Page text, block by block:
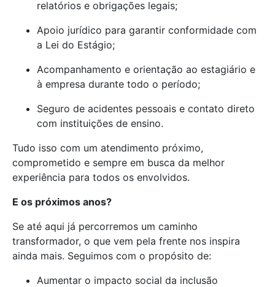
relatórios e obrigações legais;
Apoio jurídico para garantir conformidade com
a Lei do Estágio;
Acompanhamento e orientação ao estagiário e
à empresa durante todo o período;
Seguro de acidentes pessoais e contato direto
com instituições de ensino.
Tudo isso com um atendimento próximo,
comprometido e sempre em busca da melhor
experiência para todos os envolvidos.
E os próximos anos?
Se até aqui já percorremos um caminho
transformador, o que vem pela frente nos inspira
ainda mais. Seguimos com o propósito de:
Aumentar o impacto social da inclusão